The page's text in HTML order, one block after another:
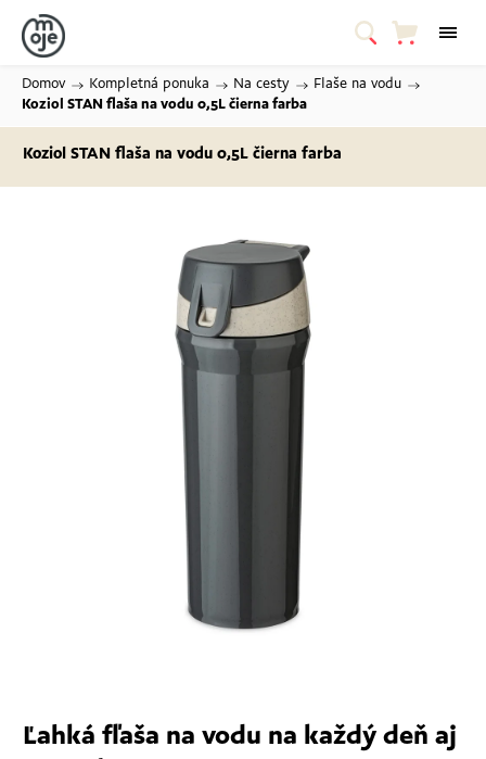
Domov / Kompletná ponuka / Na cesty / Flaše na vodu /
Koziol STAN flaša na vodu 0,5L čierna farba
Koziol STAN flaša na vodu 0,5L čierna farba
Ľahká fľaša na vodu na každý deň aj